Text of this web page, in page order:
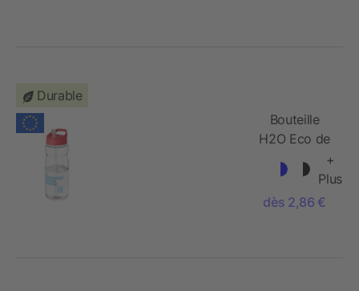
Durable
Bouteille
H2O Eco de
paille - 650
ml
+
Plus
dès 2,86 €